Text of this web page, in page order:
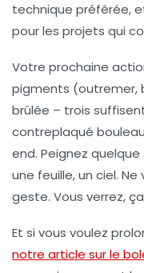
technique préférée,
pour les projets qui
Votre prochaine
pigments (outremer,
brûlée – trois
contreplaqué
end. Peignez
une feuille, un ciel.
geste. Vous verrez,
Et si vous voulez
notre article sur le